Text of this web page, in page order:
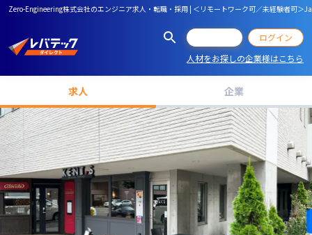
Zero-Engineering株式会社のエンジニア求人・転職・採用 | ＜リモートワーク可／未経験者可
ログイン
人材をお探しの企業様はこちら
求人 企業